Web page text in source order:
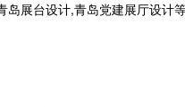
岛展台设计,青岛党建展厅设计